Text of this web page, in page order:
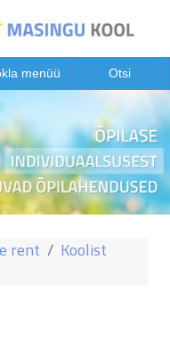
menüü Otsi
rent
Koolist